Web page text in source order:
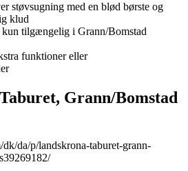
støvsugning med en blød børste og
klud
tilgængelig i Grann/Bomstad
funktioner eller
Grann/Bomstad
da/p/landskrona-taburet-grann-